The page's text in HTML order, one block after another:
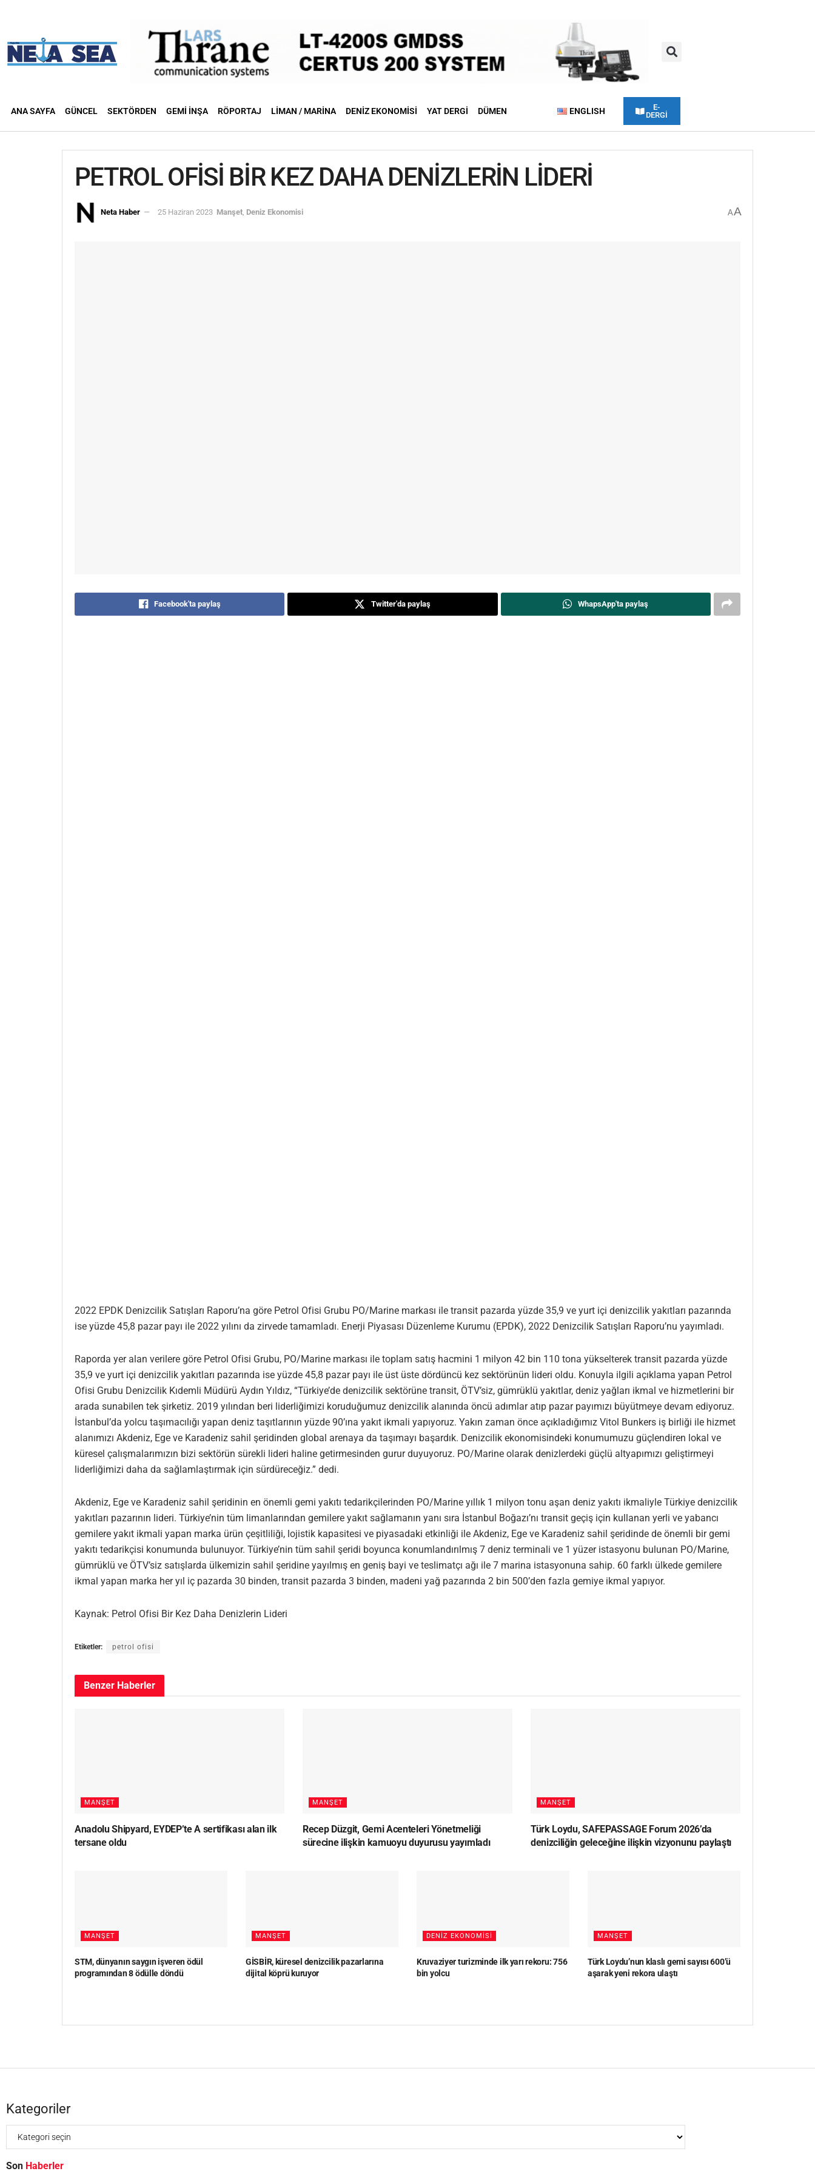
ANA SAYFA GÜNCEL SEKTÖRDEN GEMI İNŞA RÖPORTAJ LIMAN / MARINA DENIZ EKONOMISI YAT DERGI DÜMEN ENGLISH
E-
DERGİ
PETROL OFİSİ BİR KEZ DAHA DENİZLERİN LİDERİ
Neta Haber 25 Haziran 2023 Manşet Deniz Ekonomisi AA
Facebook'ta paylaş Twitter'da paylaş WhapsApp'ta paylaş
2022 EPDK Denizcilik Satışları Raporu’na göre Petrol Ofisi Grubu PO/Marine markası ile transit pazarda yüzde 35,9 ve yurt içi denizcilik yakıtları pazarında
ise yüzde 45,8 pazar payı ile 2022 yılını da zirvede tamamladı. Enerji Piyasası Düzenleme Kurumu (EPDK), 2022 Denizcilik Satışları Raporu’nu yayımladı.
Raporda yer alan verilere göre Petrol Ofisi Grubu, PO/Marine markası ile toplam satış hacmini 1 milyon 42 bin 110 tona yükselterek transit pazarda yüzde
35,9 ve yurt içi denizcilik yakıtları pazarında ise yüzde 45,8 pazar payı ile üst üste dördüncü kez sektörünün lideri oldu. Konuyla ilgili açıklama yapan Petrol
Ofisi Grubu Denizcilik Kıdemli Müdürü Aydın Yıldız, “Türkiye’de denizcilik sektörüne transit, ÖTV’siz, gümrüklü yakıtlar, deniz yağları ikmal ve hizmetlerini bir
arada sunabilen tek şirketiz. 2019 yılından beri liderliğimizi koruduğumuz denizcilik alanında öncü adımlar atıp pazar payımızı büyütmeye devam ediyoruz.
İstanbul’da yolcu taşımacılığı yapan deniz taşıtlarının yüzde 90’ına yakıt ikmali yapıyoruz. Yakın zaman önce açıkladığımız Vitol Bunkers iş birliği ile hizmet
alanımızı Akdeniz, Ege ve Karadeniz sahil şeridinden global arenaya da taşımayı başardık. Denizcilik ekonomisindeki konumumuzu güçlendiren lokal ve
küresel çalışmalarımızın bizi sektörün sürekli lideri haline getirmesinden gurur duyuyoruz. PO/Marine olarak denizlerdeki güçlü altyapımızı geliştirmeyi
liderliğimizi daha da sağlamlaştırmak için sürdüreceğiz.” dedi.
Akdeniz, Ege ve Karadeniz sahil şeridinin en önemli gemi yakıtı tedarikçilerinden PO/Marine yıllık 1 milyon tonu aşan deniz yakıtı ikmaliyle Türkiye denizcilik
yakıtları pazarının lideri. Türkiye’nin tüm limanlarından gemilere yakıt sağlamanın yanı sıra İstanbul Boğazı’nı transit geçiş için kullanan yerli ve yabancı
gemilere yakıt ikmali yapan marka ürün çeşitliliği, lojistik kapasitesi ve piyasadaki etkinliği ile Akdeniz, Ege ve Karadeniz sahil şeridinde de önemli bir gemi
yakıtı tedarikçisi konumunda bulunuyor. Türkiye’nin tüm sahil şeridi boyunca konumlandırılmış 7 deniz terminali ve 1 yüzer istasyonu bulunan PO/Marine,
gümrüklü ve ÖTV’siz satışlarda ülkemizin sahil şeridine yayılmış en geniş bayi ve teslimatçı ağı ile 7 marina istasyonuna sahip. 60 farklı ülkede gemilere
ikmal yapan marka her yıl iç pazarda 30 binden, transit pazarda 3 binden, madeni yağ pazarında 2 bin 500’den fazla gemiye ikmal yapıyor.
Kaynak: Petrol Ofisi Bir Kez Daha Denizlerin Lideri
Etiketler: petrol ofisi
Benzer Haberler
MANŞET
Anadolu Shipyard, EYDEP’te A sertifikası alan ilk
tersane oldu
MANŞET
Recep Düzgit, Gemi Acenteleri Yönetmeliği
sürecine ilişkin kamuoyu duyurusu yayımladı
MANŞET
Türk Loydu, SAFEPASSAGE Forum 2026’da
denizciliğin geleceğine ilişkin vizyonunu paylaştı
MANŞET
STM, dünyanın saygın işveren ödül
programından 8 ödülle döndü
MANŞET
GİSBİR, küresel denizcilik pazarlarına
dijital köprü kuruyor
DENIZ EKONOMISI
Kruvaziyer turizminde ilk yarı rekoru: 756
bin yolcu
MANŞET
Türk Loydu’nun klaslı gemi sayısı 600’ü
aşarak yeni rekora ulaştı
Kategoriler
Son Haberler